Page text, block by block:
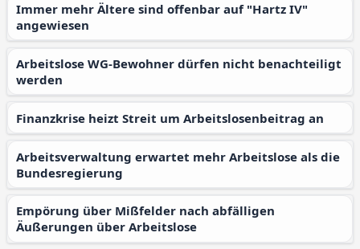
Immer mehr Ältere sind offenbar auf "Hartz IV"
angewiesen
Arbeitslose WG-Bewohner dürfen nicht benachteiligt
werden
Finanzkrise heizt Streit um Arbeitslosenbeitrag an
Arbeitsverwaltung erwartet mehr Arbeitslose als die
Bundesregierung
Empörung über Mißfelder nach abfälligen
Äußerungen über Arbeitslose